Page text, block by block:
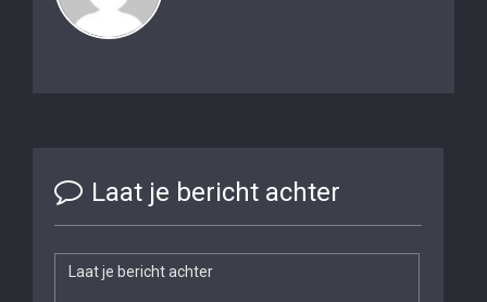
Laat je bericht achter